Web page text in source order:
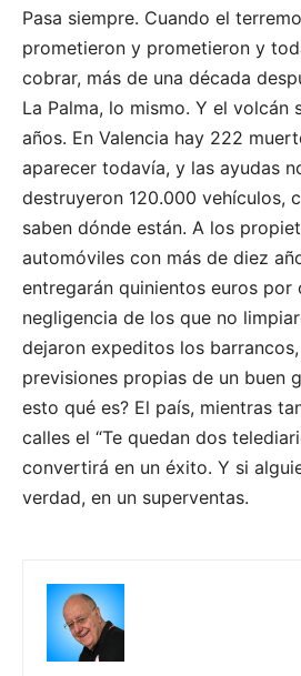
Pasa siempre. Cuando el
prometieron y prometieron y
cobrar, más de una década
La Palma, lo mismo. Y el volcán
años. En Valencia hay 222
aparecer todavía, y las ayudas
destruyeron 120.000 vehículos,
saben dónde están. A los
automóviles con más de diez
entregarán quinientos euros por
negligencia de los que no
dejaron expeditos los
previsiones propias de un buen
esto qué es? El país, mientras
calles el “Te quedan dos
convertirá en un éxito. Y si
verdad, en un superventas.